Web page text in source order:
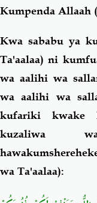
Kumpenda Allaah
Kwa sababu ya
Ta'aalaa) ni
wa aalihi wa
wa aalihi wa
kufariki kwake
kuzaliwa
wa Ta'aalaa):